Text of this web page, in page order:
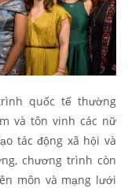
quốc tế thường
và tôn vinh các nữ
tác động xã hội và
chương trình còn
môn và mạng lưới